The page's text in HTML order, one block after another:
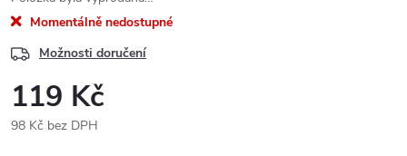
Momentálně nedostupné
Možnosti doručení
119 Kč
98 Kč bez DPH